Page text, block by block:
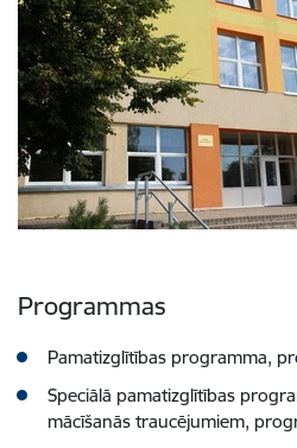
Programmas
Pamatizglītības programma,
Speciālā pamatizglītības
mācīšanās traucējumiem,